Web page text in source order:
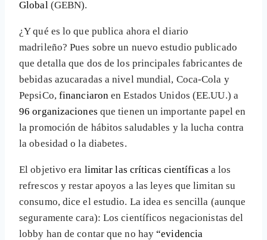
Global (GEBN).
¿Y qué es lo que publica ahora el diario
madrileño? Pues sobre un nuevo estudio publicado
que detalla que dos de los principales fabricantes de
bebidas azucaradas a nivel mundial, Coca-Cola y
PepsiCo, financiaron en Estados Unidos (EE.UU.) a
96 organizaciones que tienen un importante papel en
la promoción de hábitos saludables y la lucha contra
la obesidad o la diabetes.
El objetivo era limitar las críticas científicas a los
refrescos y restar apoyos a las leyes que limitan su
consumo, dice el estudio. La idea es sencilla (aunque
seguramente cara): Los científicos negacionistas del
lobby han de contar que no hay“evidencia